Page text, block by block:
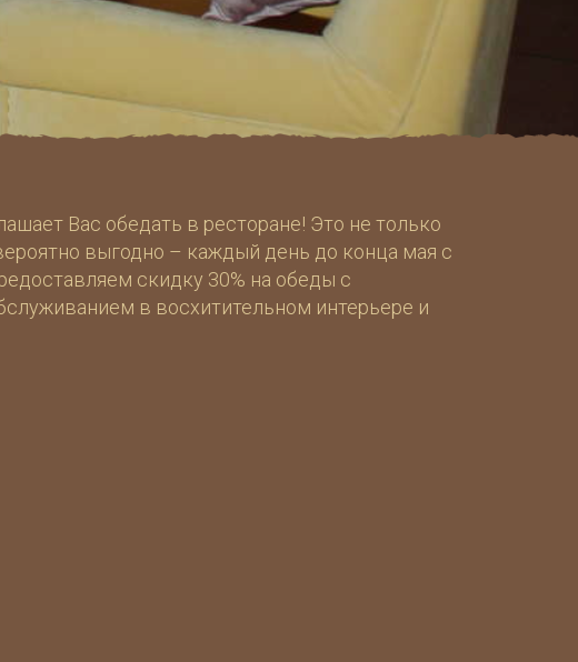
Вас обедать в ресторане! Это не только
выгодно – каждый день до конца мая с
скидку 30% на обеды с
в восхитительном интерьере и